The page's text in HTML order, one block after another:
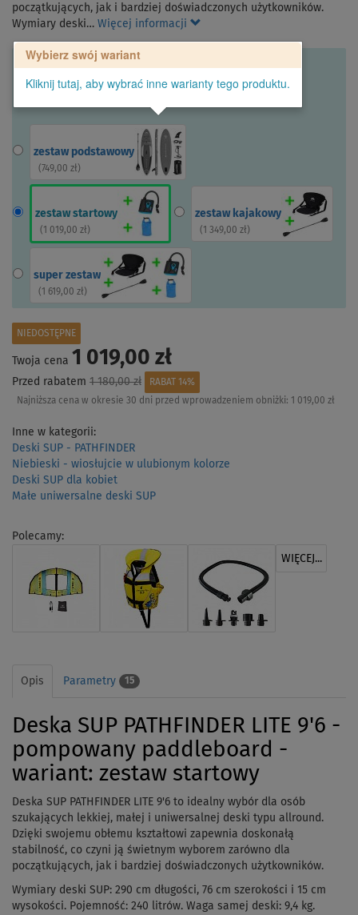
początkujących, jak i bardziej doświadczonych użytkowników.
Wymiary deski… Więcej informacji
Wybierz swój wariant
Kliknij tutaj, aby wybrać inne warianty tego produktu.
zestaw podstawowy
( 749,00 zł)
zestaw startowy
( 1 019,00 zł)
zestaw kajakowy
( 1 349,00 zł)
super zestaw
( 1 619,00 zł)
NIEDOSTĘPNE
Twoja cena 1 019,00 zł
Przed rabatem 1 180,00 zł
RABAT 14%
Najniższa cena w okresie 30 dni przed wprowadzeniem obniżki: 1 019,00 zł
Inne w kategorii:
Deski SUP - PATHFINDER
Niebieski - wiosłujcie w ulubionym kolorze
Deski SUP dla kobiet
Małe uniwersalne deski SUP
Polecamy:
WIĘCEJ...
Opis Parametry 15
Deska SUP PATHFINDER LITE 9'6 -
pompowany paddleboard -
wariant: zestaw startowy
Deska SUP PATHFINDER LITE 9'6 to idealny wybór dla osób
szukających lekkiej, małej i uniwersalnej deski typu allround.
Dzięki swojemu obłemu kształtowi zapewnia doskonałą
stabilność, co czyni ją świetnym wyborem zarówno dla
początkujących, jak i bardziej doświadczonych użytkowników.
Wymiary deski SUP: 290 cm długości, 76 cm szerokości i 15 cm
wysokości. Pojemność: 240 litrów. Waga samej deski: 9,4 kg.